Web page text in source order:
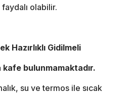
olabilir.
Hazırlıklı Gidilmeli
bulunmamaktadır.
su ve termos ile sıcak